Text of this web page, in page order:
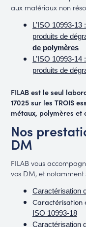
aux matériaux non
L’ISO 10993-
produits de
de polymères
L’ISO 10993-
produits de
FILAB est le seul
17025 sur les TROIS
métaux, polymères et
Nos
DM
FILAB vous
vos DM, et notamment
Caractérisation
Caractérisation
ISO 10993-18
Caractérisation